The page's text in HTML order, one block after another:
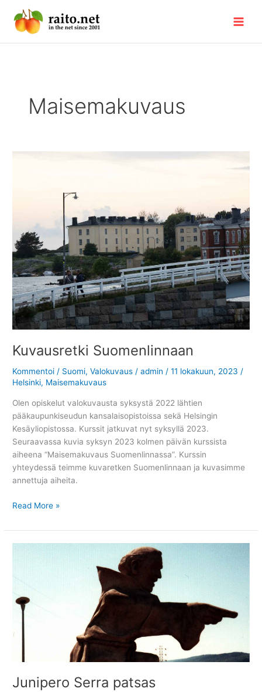
sisältöön
Maisemakuvaus
Kuvausretki Suomenlinnaan
Kommentoi / Suomi,Valokuvaus /admin/11 lokakuun, 2023/
Helsinki, Maisemakuvaus
Olen opiskelut valokuvausta syksystä 2022 lähtien
pääkaupunkiseudun kansalaisopistoissa sekä Helsingin
Kesäyliopistossa. Kurssit jatkuvat nyt syksyllä 2023.
Seuraavassa kuvia syksyn 2023 kolmen päivän kurssista
aiheena “Maisemakuvaus Suomenlinnassa”. Kurssin
yhteydessä teimme kuvaretken Suomenlinnaan ja kuvasimme
annettuja aiheita.
Kuvausretki
Read More »
Junipero Serra patsas